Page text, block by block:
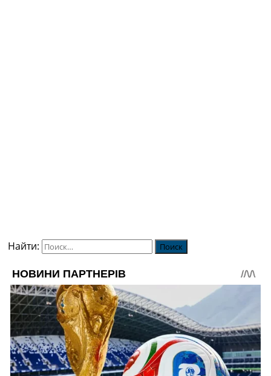
Найти: